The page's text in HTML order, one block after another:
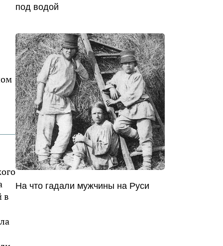
в
под водой
На что гадали мужчины на Руси